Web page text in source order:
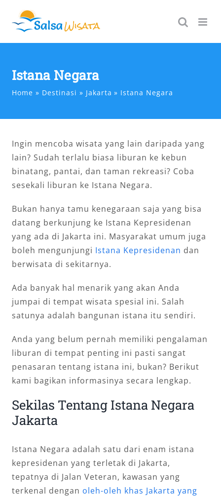
content
Istana Negara
Home Destinasi Jakarta Istana Negara
Ingin mencoba wisata yang lain daripada yang
lain? Sudah terlalu biasa liburan ke kebun
binatang, pantai, dan taman rekreasi? Coba
sesekali liburan ke Istana Negara.
Bukan hanya tamu kenegaraan saja yang bisa
datang berkunjung ke Istana Kepresidenan
yang ada di Jakarta ini. Masyarakat umum juga
boleh mengunjungi Istana Kepresidenan dan
berwisata di sekitarnya.
Ada banyak hal menarik yang akan Anda
jumpai di tempat wisata spesial ini. Salah
satunya adalah bangunan istana itu sendiri.
Anda yang belum pernah memiliki pengalaman
liburan di tempat penting ini pasti sangat
penasaran tentang istana ini, bukan? Berikut
kami bagikan informasinya secara lengkap.
Sekilas Tentang Istana Negara
Jakarta
Istana Negara adalah satu dari enam istana
kepresidenan yang terletak di Jakarta,
tepatnya di Jalan Veteran, kawasan yang
terkenal dengan oleh-oleh khas Jakarta yang